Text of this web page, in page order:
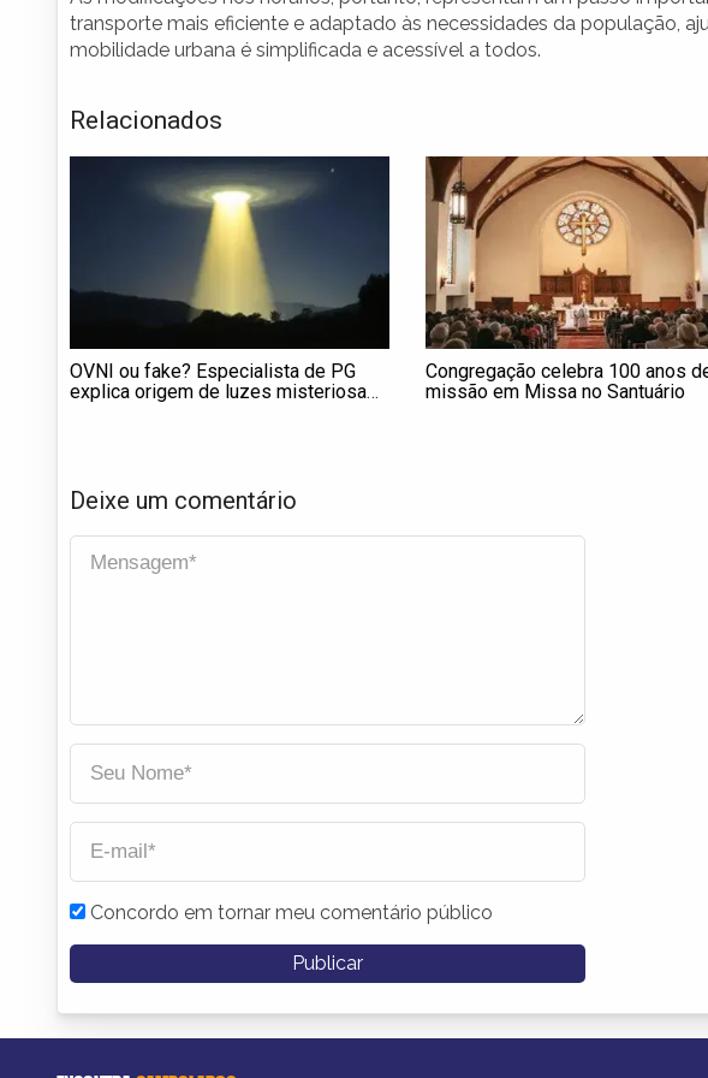
transporte mais eficiente e adaptado às necessidades da população,
mobilidade urbana é simplificada e acessível a todos.
Relacionados
OVNI ou fake? Especialista de PG
explica origem de luzes misteriosas
Congregação celebra 100 anos
missão em Missa no Santuário
Deixe um comentário
Concordo em tornar meu comentário público